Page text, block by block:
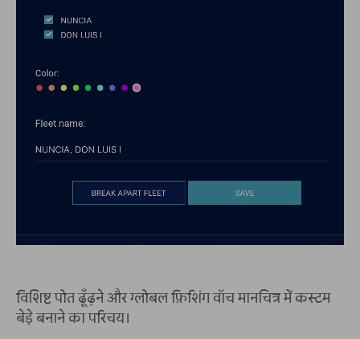
विशिष्ट पोत ढूँढ़ने और ग्लोबल फ़िशिंग वॉच मानचित्र में कस्टम
बेड़े बनाने का परिचय।